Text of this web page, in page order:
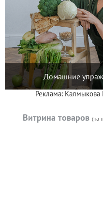
Домашние
Реклама:
Витрина товаров (на